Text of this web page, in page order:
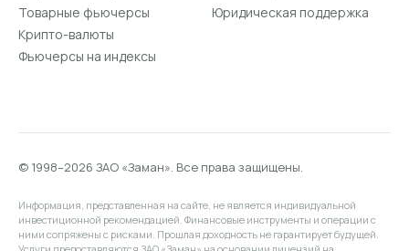
Товарные фьючерсы
Крипто-валюты
Фьючерсы на индексы
Юридическая поддержка
© 1998–2026 ЗАО «Заман». Все права защищены.
Информация, представленная на сайте, не является индивидуальной
инвестиционной рекомендацией. Финансовые инструменты и операции с
ними сопряжены с рисками. Прошлая доходность не гарантирует будущей.